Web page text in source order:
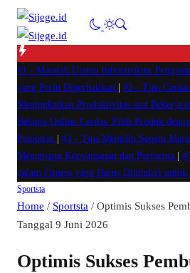
#1 - Masalah Utama Infrastruktur
yang Perlu Diperhatikan
#2 - Tips
Meningkatkan Produktivitas saat Bekerja
Belanja Online Cerdas: Pilih Produk
Penipuan
#4 - Tips Memilih Sepatu
Menunjang Kenyamanan dan Performa
dalam Fitness yang Harus Dihindari
Sportsta
Home / Sportsta / Optimis Sukses
Tanggal 9 Juni 2026
Optimis Sukses